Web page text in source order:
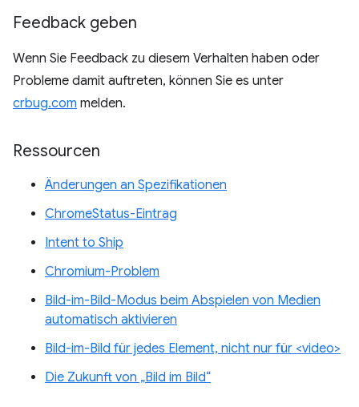
Feedback geben
Wenn Sie Feedback zu diesem Verhalten haben oder
Probleme damit auftreten, können Sie es unter
crbug.com melden.
Ressourcen
Änderungen an Spezifikationen
ChromeStatus-Eintrag
Intent to Ship
Chromium-Problem
Bild-im-Bild-Modus beim Abspielen von Medien
automatisch aktivieren
Bild-im-Bild für jedes Element, nicht nur für <video>
Die Zukunft von „Bild im Bild“